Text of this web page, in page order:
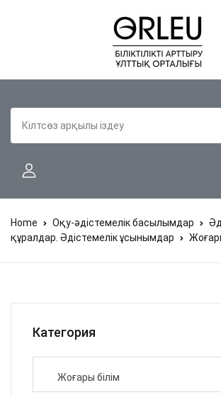
Home Оқу-әдістемелік басылымдар
құралдар. Әдістемелік ұсынымдар
Категория
Жоғары білім